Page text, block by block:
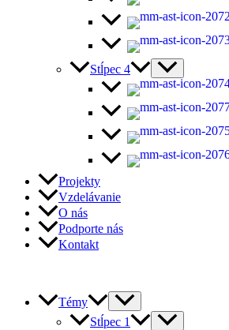
Stĺpec 4
Projekty
Vzdelávanie
O nás
Podporte nás
Kontakt
Témy
Stĺpec 1